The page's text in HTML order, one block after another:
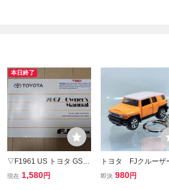
本日終了
▽F1961 US トヨタ GSJ1
5W FJクルーザー 取扱説
現在 1,580円
トヨタ FJクルーザ
SJ15W /キーホルダ
即決 980円